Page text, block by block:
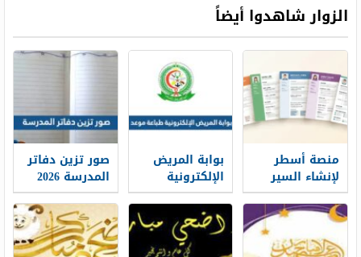
الزوار شاهدوا أيضاً
منصة أسطر
لإنشاء السير
الذاتية: حين
تتحول الخبرات
إلى حكاية
مهنية واضحة
بوابة المريض
الإلكترونية
طباعة موعد
والتسجيل فيه
1448
صور تزين دفاتر
المدرسة 2026